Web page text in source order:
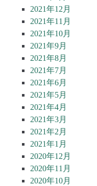
2021年12月
2021年11月
2021年10月
2021年9月
2021年8月
2021年7月
2021年6月
2021年5月
2021年4月
2021年3月
2021年2月
2021年1月
2020年12月
2020年11月
2020年10月